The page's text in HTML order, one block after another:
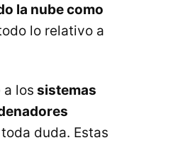
la nube como
lo relativo a
los sistemas
duda. Estas